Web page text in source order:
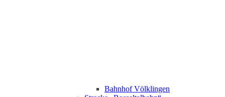
Bahnhof Völklingen